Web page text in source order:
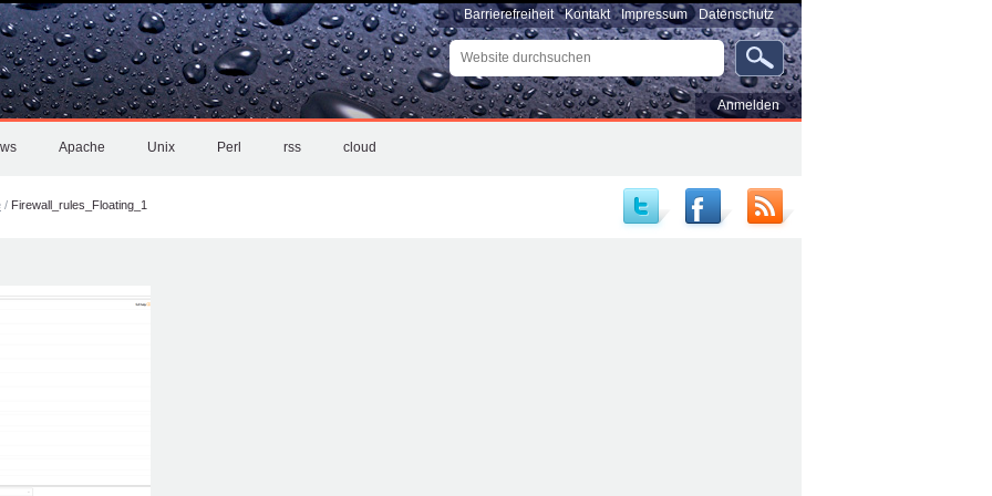
Website
durchsuchen
Erweiterte
Suche…
Barrierefreiheit Kontakt Impressum Datenschutz
Benutzerspezifische
Werkzeuge
Anmelden
Apache Unix Perl rss cloud
/ Firewall_rules_Floating_1